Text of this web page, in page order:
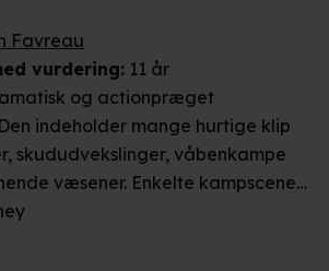
Favreau
vurdering: 11 år
og actionpræget
indeholder mange hurtige klip
skududvekslinger, våbenkampe
væsener. Enkelte kampscener
lydside med torden og